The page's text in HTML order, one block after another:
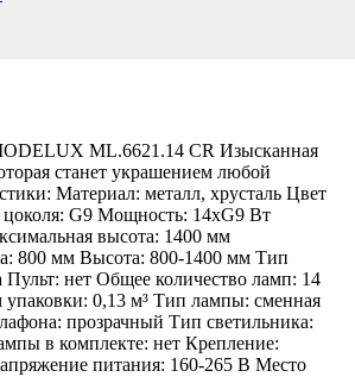
ML.6621.14 CR Изысканная
станет украшением любой
Материал: металл, хрусталь Цвет
G9 Мощность: 14xG9 Вт
высота: 1400 мм
800 мм Высота: 800-1400 мм Тип
Пульт: нет Общее количество ламп: 14
0,13 м³ Тип лампы: сменная
прозрачный Тип светильника:
в комплекте: нет Крепление:
питания: 160-265 В Место